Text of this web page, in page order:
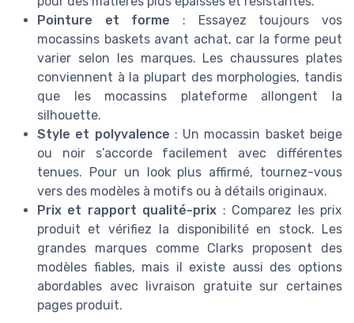
Pointure et forme : Essayez toujours vos
mocassins baskets avant achat, car la forme peut
varier selon les marques. Les chaussures plates
conviennent à la plupart des morphologies, tandis
que les mocassins plateforme allongent la
silhouette.
Style et polyvalence : Un mocassin basket beige
ou noir s’accorde facilement avec différentes
tenues. Pour un look plus affirmé, tournez-vous
vers des modèles à motifs ou à détails originaux.
Prix et rapport qualité-prix : Comparez les prix
produit et vérifiez la disponibilité en stock. Les
grandes marques comme Clarks proposent des
modèles fiables, mais il existe aussi des options
abordables avec livraison gratuite sur certaines
pages produit.